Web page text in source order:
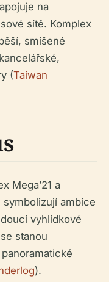
na
sítě. Komplex
smíšené
(Taiwan
Mega’21 a
symbolizují ambice
vyhlídkové
stanou
).